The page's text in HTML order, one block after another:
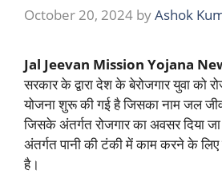
October 20, 2024 byAshok
Jal Jeevan Mission Yojana
सरकार के द्वारा देश के बेरोजगार युवा को
योजना शुरू की गई है जिसका नाम जल
जिसके अंतर्गत रोजगार का अवसर दिया
अंतर्गत पानी की टंकी में काम करने के लिए
है।